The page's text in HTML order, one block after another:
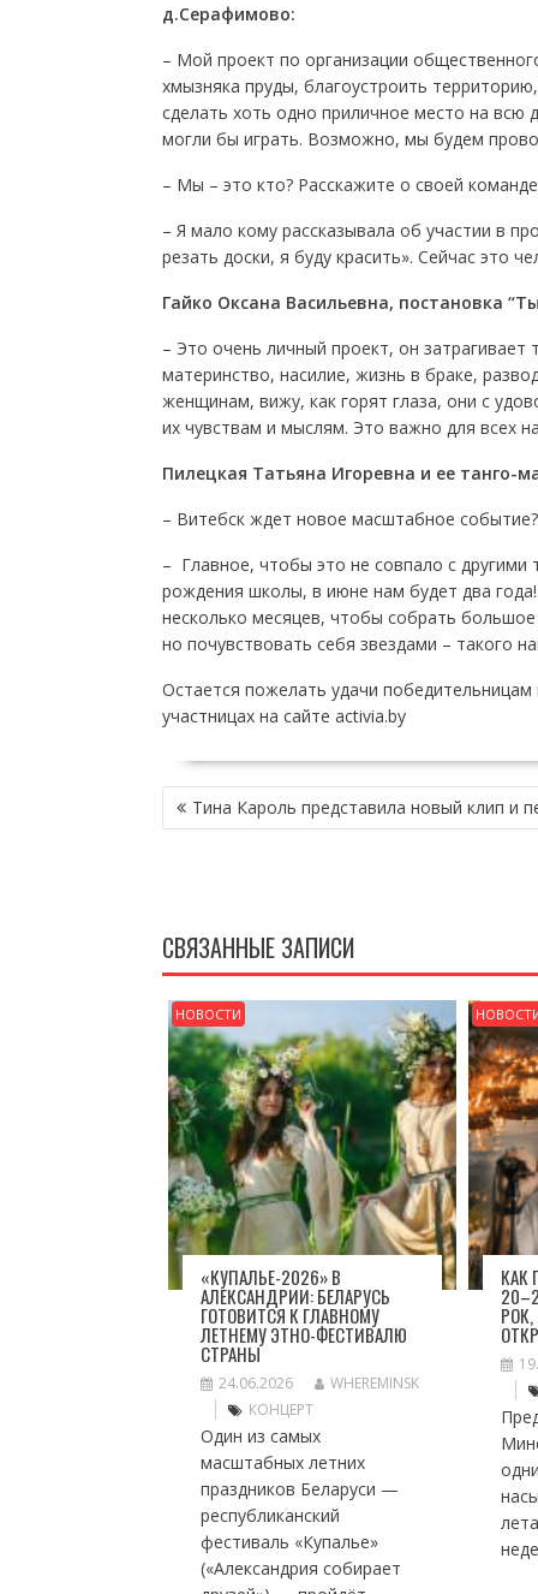
д.Серафимово:
– Мой проект по организации
хмызняка пруды, благоустроить
сделать хоть одно приличное место на
могли бы играть. Возможно, мы будем
– Мы – это кто? Расскажите о своей
– Я мало кому рассказывала об участии в
резать доски, я буду красить». Сейчас это
Гайко Оксана Васильевна, постановка
– Это очень личный проект, он
материнство, насилие, жизнь в браке,
женщинам, вижу, как горят глаза, они с
их чувствам и мыслям. Это важно для всех
Пилецкая Татьяна Игоревна и ее танго-
– Витебск ждет новое масштабное
– Главное, чтобы это не совпало с
рождения школы, в июне нам будет два
несколько месяцев, чтобы собрать
но почувствовать себя звездами – такого
Остается пожелать удачи победительницам
участницах на сайте activia.by
НАВИГАЦИЯ
ПО Тина Кароль представила новый клип и
СВЯЗАННЫЕ ЗАПИСИ
НОВОСТИ
«КУПАЛЬЕ-2026» В
АЛЕКСАНДРИИ: БЕЛАРУСЬ
ГОТОВИТСЯ К ГЛАВНОМУ
ЛЕТНЕМУ ЭТНО-ФЕСТИВАЛЮ
СТРАНЫ
24.06.2026
WHEREMINSK
КОНЦЕРТ
Один из самых
масштабных летних
праздников Беларуси —
республиканский
фестиваль «Купалье»
(«Александрия собирает
КАК